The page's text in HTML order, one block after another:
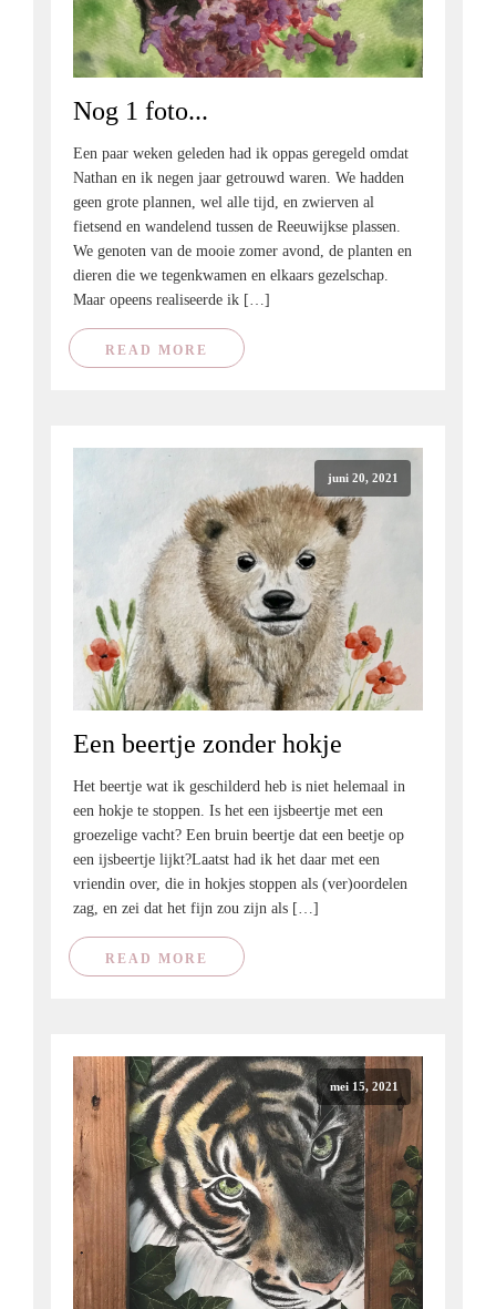
Nog 1 foto...
Een paar weken geleden had ik oppas geregeld omdat
Nathan en ik negen jaar getrouwd waren. We hadden
geen grote plannen, wel alle tijd, en zwierven al
fietsend en wandelend tussen de Reeuwijkse plassen.
We genoten van de mooie zomer avond, de planten en
dieren die we tegenkwamen en elkaars gezelschap.
Maar opeens realiseerde ik […]
READ MORE
juni 20, 2021
Een beertje zonder hokje
Het beertje wat ik geschilderd heb is niet helemaal in
een hokje te stoppen. Is het een ijsbeertje met een
groezelige vacht? Een bruin beertje dat een beetje op
een ijsbeertje lijkt?Laatst had ik het daar met een
vriendin over, die in hokjes stoppen als (ver)oordelen
zag, en zei dat het fijn zou zijn als […]
READ MORE
mei 15, 2021